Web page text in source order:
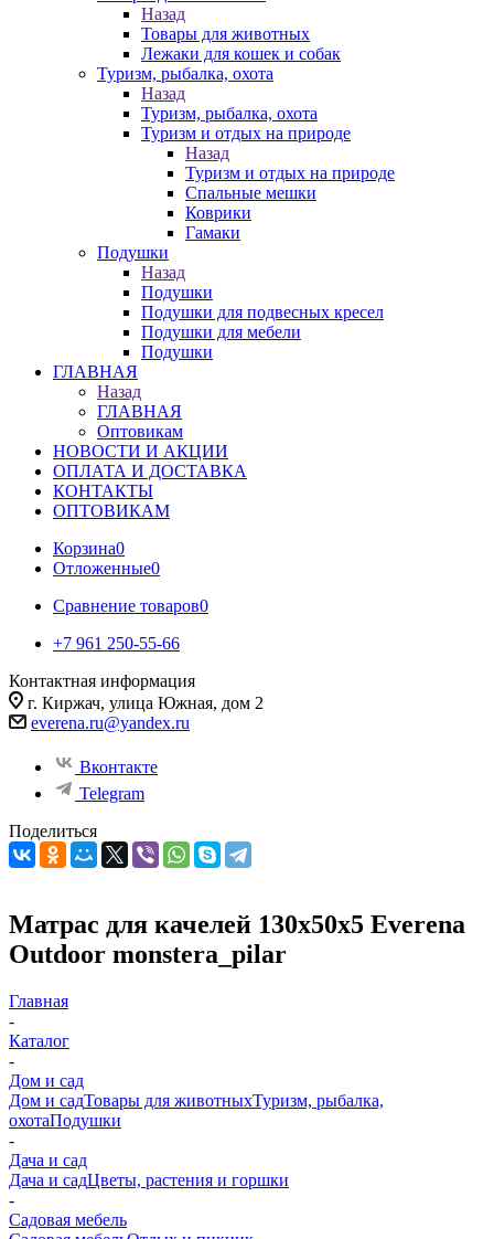
Назад
Товары для животных
Лежаки для кошек и собак
Туризм, рыбалка, охота
Назад
Туризм, рыбалка, охота
Туризм и отдых на природе
Назад
Туризм и отдых на природе
Спальные мешки
Коврики
Гамаки
Подушки
Назад
Подушки
Подушки для подвесных кресел
Подушки для мебели
Подушки
ГЛАВНАЯ
Назад
ГЛАВНАЯ
Оптовикам
НОВОСТИ И АКЦИИ
ОПЛАТА И ДОСТАВКА
КОНТАКТЫ
ОПТОВИКАМ
Корзина0
Отложенные0
Сравнение товаров0
+7 961 250-55-66
Контактная информация
г. Киржач, улица Южная, дом 2
everena.ru@yandex.ru
Вконтакте
Telegram
Поделиться
Матрас для качелей 130х50х5 Everena
Outdoor monstera_pilar
Главная
-
Каталог
-
Дом и сад
Дом и садТовары для животныхТуризм, рыбалка,
охотаПодушки
-
Дача и сад
Дача и садЦветы, растения и горшки
-
Садовая мебель